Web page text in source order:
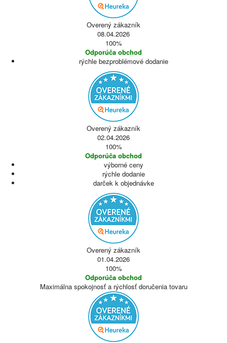
Overený zákazník
08.04.2026
100%
Odporúča obchod
rýchle bezproblémové dodanie
Overený zákazník
02.04.2026
100%
Odporúča obchod
výborné ceny
rýchle dodanie
darček k objednávke
Overený zákazník
01.04.2026
100%
Odporúča obchod
Maximálna spokojnosť a rýchlosť doručenia tovaru